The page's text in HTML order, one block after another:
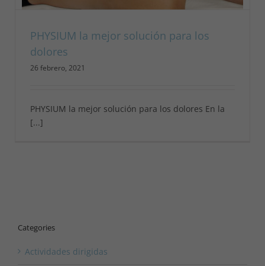
PHYSIUM la mejor solución para los
dolores
26 febrero, 2021
PHYSIUM la mejor solución para los dolores En la
[...]
Categories
Actividades dirigidas